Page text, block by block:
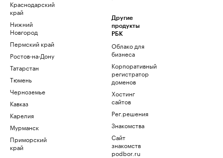
Краснодарский
край
Нижний
Новгород
Пермский край
Ростов-на-Дону
Татарстан
Тюмень
Черноземье
Кавказ
Карелия
Мурманск
Приморский
край
Другие
продукты
РБК
Облако для
бизнеса
Корпоративный
регистратор
доменов
Хостинг
сайтов
Рег.решения
Знакомства
Сайт
знакомств
podbor.ru